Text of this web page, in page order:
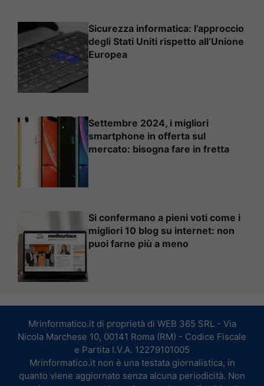
Sicurezza informatica: l’approccio
degli Stati Uniti rispetto all’Unione
Europea
Settembre 2024, i migliori
smartphone in offerta sul
mercato: bisogna fare in fretta
Si confermano a pieni voti come i
migliori 10 blog su internet: non
puoi farne più a meno
Mrinformatico.it di proprietà di WEB 365 SRL - Via
Nicola Marchese 10, 00141 Roma (RM) - Codice Fiscale
e Partita I.V.A. 12279101005
Mrinformatico.it non è una testata giornalistica, in
quanto viene aggiornato senza alcuna periodicità. Non